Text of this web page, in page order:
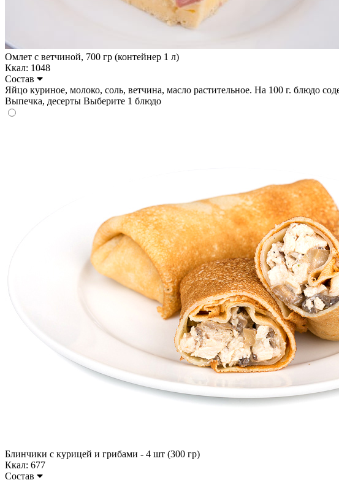
Омлет с ветчиной, 700 гр (контейнер 1 л)
Ккал: 1048
Состав
Яйцо куриное, молоко, соль, ветчина, масло растительное. На 100 г. блюдо
Выпечка, десерты Выберите 1 блюдо
Блинчики с курицей и грибами - 4 шт (300 гр)
Ккал: 677
Состав